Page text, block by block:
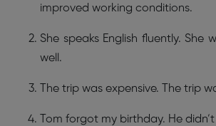
improved working conditions.
She speaks English fluently. She
well.
The trip was expensive. The trip
Tom forgot my birthday. He